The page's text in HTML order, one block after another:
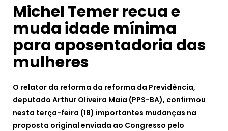
Michel Temer recua e
muda idade mínima
para aposentadoria das
mulheres
O relator da reforma da reforma da Previdência,
deputado Arthur Oliveira Maia (PPS-BA), confirmou
nesta terça-feira (18) importantes mudanças na
proposta original enviada ao Congresso pelo